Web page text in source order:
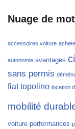
Nuage de
accessoires voiture
autonomie avantages
sans permis
fiat topolino location
mobilité
voiture performances